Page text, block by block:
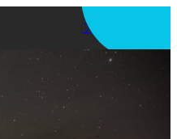
アプリを使う